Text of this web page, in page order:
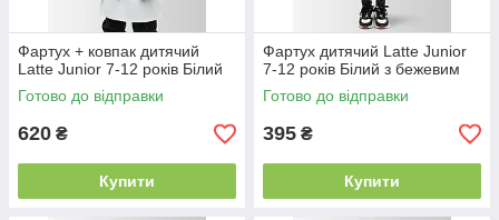
Фартух + ковпак дитячий
Latte Junior 7-12 років Білий
Готово до відправки
620 ₴
Купити
Фартух дитячий Latte Junior
7-12 років Білий з бежевим
Готово до відправки
395 ₴
Купити